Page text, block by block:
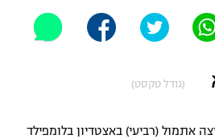
בפרסים
(גודל טקסט)
אתמול (רביעי) באצטדיון בלומפילד